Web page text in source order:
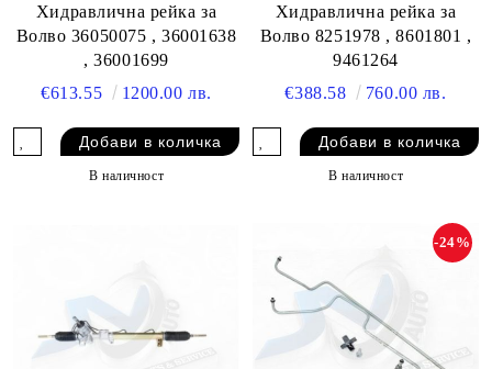
Хидравлична рейка за
Волво 36050075 , 36001638
, 36001699
€613.55
1200.00 лв.
В наличност
Хидравлична рейка за
Волво 8251978 , 8601801 ,
9461264
€388.58
760.00 лв.
В наличност
-24%